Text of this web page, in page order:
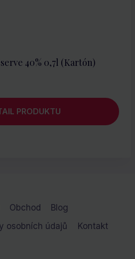
40% 0,7l (kartón)
PRODUKTU
Obchod
Blog
osobních údajů
Kontakt